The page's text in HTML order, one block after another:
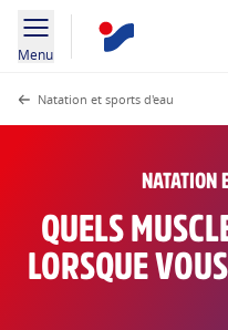
Menu
Natation et sports d'eau
NATATION
QUELS
LORSQUE